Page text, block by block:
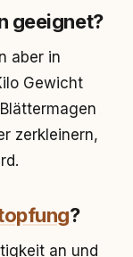
geeignet?
aber in
Gewicht
zerkleinern,
?
an und